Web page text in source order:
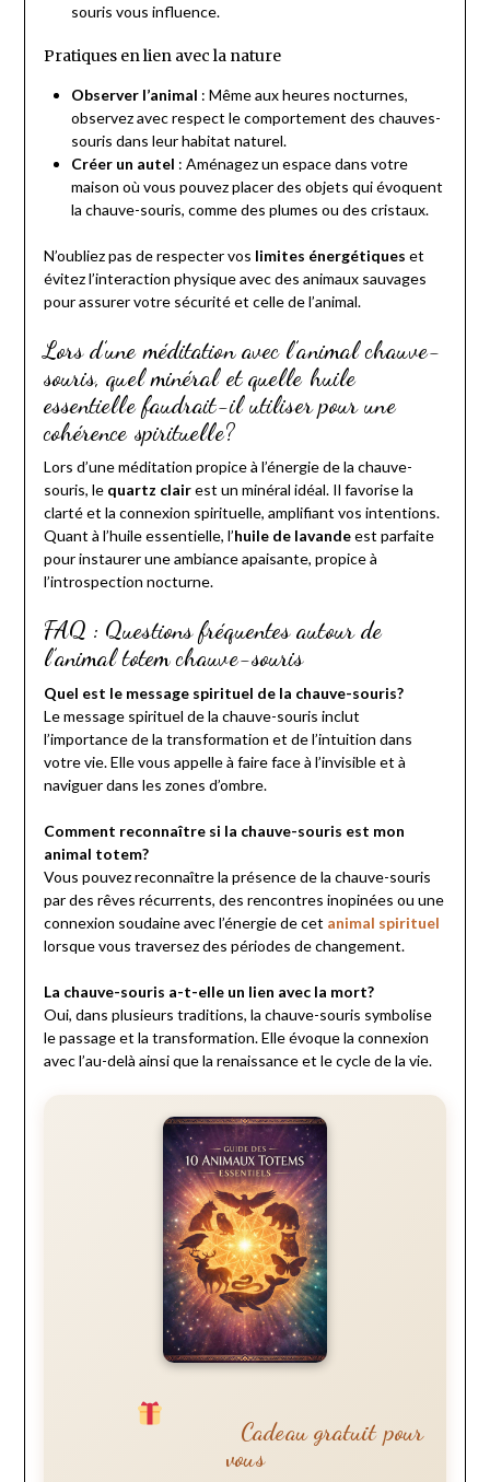
souris vous influence.
Pratiques en lien avec la nature
Observer l’animal : Même aux heures nocturnes,
observez avec respect le comportement des chauves-
souris dans leur habitat naturel.
Créer un autel : Aménagez un espace dans votre
maison où vous pouvez placer des objets qui évoquent
la chauve-souris, comme des plumes ou des cristaux.
N’oubliez pas de respecter vos limites énergétiques et
évitez l’interaction physique avec des animaux sauvages
pour assurer votre sécurité et celle de l’animal.
Lors d’une méditation avec l’animal chauve-
souris, quel minéral et quelle huile
essentielle faudrait-il utiliser pour une
cohérence spirituelle?
Lors d’une méditation propice à l’énergie de la chauve-
souris, le quartz clairest un minéral idéal. Il favorise la
clarté et la connexion spirituelle, amplifiant vos intentions.
Quant à l’huile essentielle, l’huile de lavandeest parfaite
pour instaurer une ambiance apaisante, propice à
l’introspection nocturne.
FAQ : Questions fréquentes autour de
l’animal totem chauve-souris
Quel est le message spirituel de la chauve-souris?
Le message spirituel de la chauve-souris inclut
l’importance de la transformation et de l’intuition dans
votre vie. Elle vous appelle à faire face à l’invisible et à
naviguer dans les zones d’ombre.
Comment reconnaître si la chauve-souris est mon
animal totem?
Vous pouvez reconnaître la présence de la chauve-souris
par des rêves récurrents, des rencontres inopinées ou une
connexion soudaine avec l’énergie de cet animal spirituel
lorsque vous traversez des périodes de changement.
La chauve-souris a-t-elle un lien avec la mort?
Oui, dans plusieurs traditions, la chauve-souris symbolise
le passage et la transformation. Elle évoque la connexion
avec l’au-delà ainsi que la renaissance et le cycle de la vie.
Cadeau gratuit pour
vous